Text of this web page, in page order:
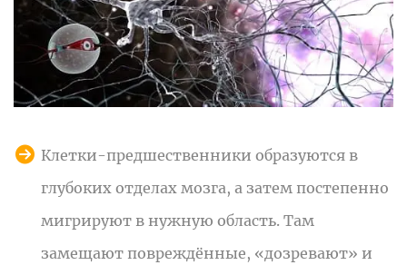
Клетки-предшественники образуются в
глубоких отделах мозга, а затем постепенно
мигрируют в нужную область. Там
замещают повреждённые, «дозревают» и